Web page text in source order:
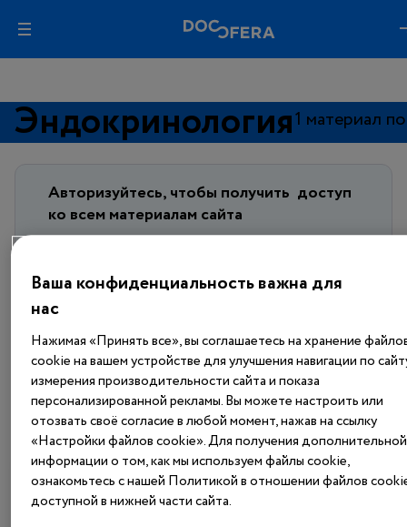
Эндокринология1 материал
Авторизуйтесь, чтобы получить доступ
ко всем материалам сайта
Зарегистрироваться
Исследования и статьи
Ваша конфиденциальность важна для
нас
Нажимая «Принять все», вы соглашаетесь на хранение
cookie на вашем устройстве для улучшения навигации по
измерения производительности сайта и показа
персонализированной рекламы. Вы можете настроить или
отозвать своё согласие в любой момент, нажав на ссылку
«Настройки файлов cookie». Для получения дополнительной
информации о том, как мы используем файлы cookie,
ознакомьтесь с нашей Политикой в отношении файлов
доступной в нижней части сайта.